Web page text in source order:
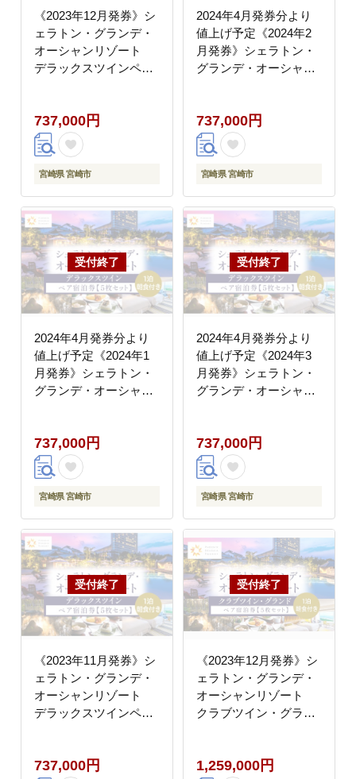
《2023年12月発券》シ
ェラトン・グランデ・
オーシャンリゾート
デラックスツインペア
737,000円
宮崎県 宮崎市
2024年4月発券分より
値上げ予定《2024年2
月発券》シェラトン・
グランデ・オーシャン
枚セット
737,000円
宮崎県 宮崎市
2024年4月発券分より
値上げ予定《2024年1
月発券》シェラトン・
グランデ・オーシャン
枚セット
737,000円
宮崎県 宮崎市
2024年4月発券分より
値上げ予定《2024年3
月発券》シェラトン・
グランデ・オーシャン
枚セット
737,000円
宮崎県 宮崎市
《2023年11月発券》シ
ェラトン・グランデ・
オーシャンリゾート
デラックスツインペア
737,000円
《2023年12月発券》シ
ェラトン・グランデ・
オーシャンリゾート
クラブツイン・グラン
1,259,000円